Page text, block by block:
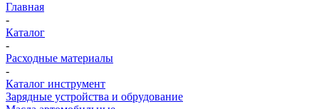
Главная
-
Каталог
-
Расходные материалы
-
Каталог инструмент
Зарядные устройства и обрудование